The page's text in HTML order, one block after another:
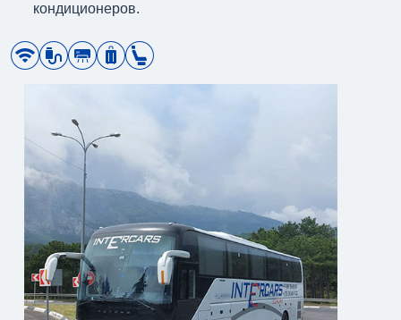
кондиционеров.